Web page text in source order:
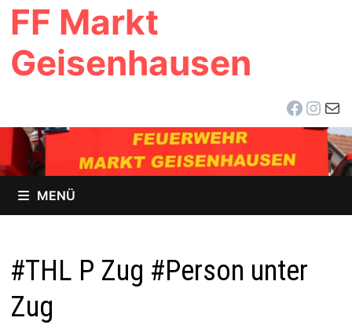
Zum
Inhalt
springen
FF Markt
Geisenhausen
E-
MENÜ
#THL P Zug #Person unter
Zug